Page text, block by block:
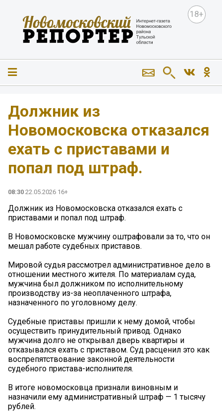
18+
️Должник из
Новомосковска отказался
ехать с приставами и
попал под штраф.
08:30 22.05.2026 16+
️Должник из Новомосковска отказался ехать с
приставами и попал под штраф.
В Новомосковске мужчину оштрафовали за то, что он
мешал работе судебных приставов.
Мировой судья рассмотрел административное дело в
отношении местного жителя. По материалам суда,
мужчина был должником по исполнительному
производству из-за неоплаченного штрафа,
назначенного по уголовному делу.
Судебные приставы пришли к нему домой, чтобы
осуществить принудительный привод. Однако
мужчина долго не открывал дверь квартиры и
отказывался ехать с приставом. Суд расценил это как
воспрепятствование законной деятельности
судебного пристава-исполнителя.
В итоге новомосковца признали виновным и
назначили ему административный штраф — 1 тысячу
рублей.